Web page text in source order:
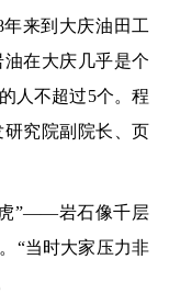
来到大庆油田工
在大庆几乎是个
人不超过5个。程
究院副院长、页
”——岩石像千层
“当时大家压力非